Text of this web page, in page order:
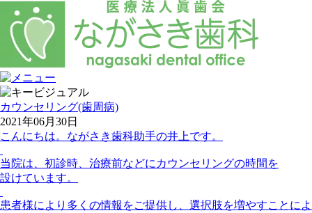
カウンセリング(歯周病)
2021年06月30日
こんにちは。ながさき歯科助手の井上です。
当院は、初診時、治療前などにカウンセリングの時間を
設けています。
患者様により多くの情報をご提供し、選択肢を増やすことによ